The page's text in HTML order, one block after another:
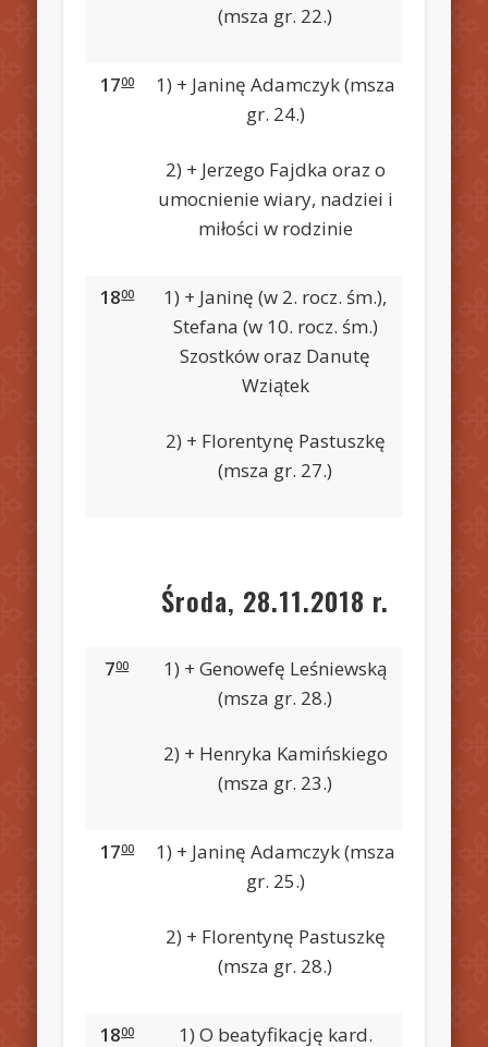
(msza gr. 22.)
1700
1) + Janinę Adamczyk (msza
gr. 24.)
2) + Jerzego Fajdka oraz o
umocnienie wiary, nadziei i
miłości w rodzinie
1800
1) + Janinę (w 2. rocz. śm.),
Stefana (w 10. rocz. śm.)
Szostków oraz Danutę
Wziątek
2) + Florentynę Pastuszkę
(msza gr. 27.)
Środa, 28.11.2018 r.
700
1) + Genowefę Leśniewską
(msza gr. 28.)
2) + Henryka Kamińskiego
(msza gr. 23.)
1700
1) + Janinę Adamczyk (msza
gr. 25.)
2) + Florentynę Pastuszkę
(msza gr. 28.)
1800
1) O beatyfikację kard.